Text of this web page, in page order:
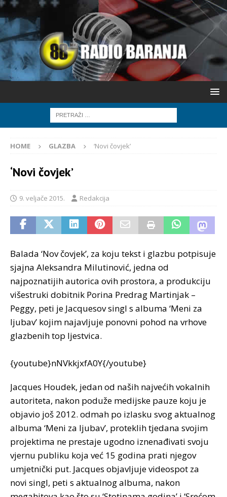
HOME GLAZBA ‘Novi čovjek’
‘Novi čovjek’
9. veljače 2015. Redakcija
Balada ‘Nov čovjek’, za koju tekst i glazbu potpisuje
sjajna Aleksandra Milutinović, jedna od
najpoznatijih autorica ovih prostora, a produkciju
višestruki dobitnik Porina Predrag Martinjak –
Peggy, peti je Jacquesov singl s albuma ‘Meni za
ljubav’ kojim najavljuje ponovni pohod na vrhove
glazbenih top ljestvica.
{youtube}nNVkkjxfA0Y{/youtube}
Jacques Houdek, jedan od naših najvećih vokalnih
autoriteta, nakon poduže medijske pauze koju je
objavio još 2012. odmah po izlasku svog aktualnog
albuma ‘Meni za ljubav’, proteklih tjedana svojim
projektima ne prestaje ugodno iznenađivati svoju
vjernu publiku koja već 15 godina prati njegov
umjetnički put. Jacques objavljuje videospot za
novi singl, peti s aktualnog albuma, nakon